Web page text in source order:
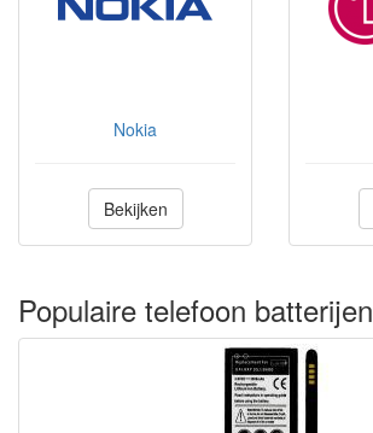
Nokia
Bekijken
Populaire telefoon batterijen